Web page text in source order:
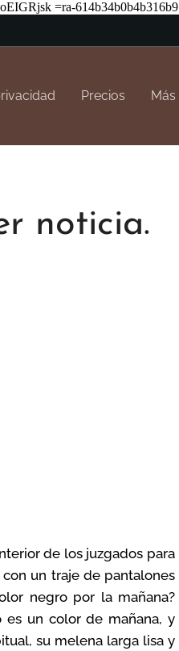
=ra-614b34b0b4b316b9
Precios Más
noticia.
de los juzgados para
un traje de pantalones
negro por la mañana?
un color de mañana, y
su melena larga lisa y